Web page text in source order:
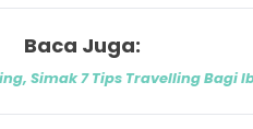
Baca Juga:
Simak 7 Tips Travelling Bagi